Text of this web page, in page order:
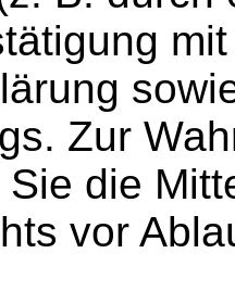
Zur
die
vor